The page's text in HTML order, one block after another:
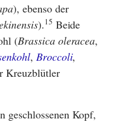
), ebenso der
).15 Beide
(Brassica oleracea,
, Broccoli,
Kreuzblütler
geschlossenen Kopf,